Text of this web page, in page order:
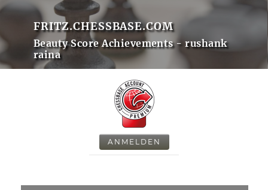
FRITZ.CHESSBASE.COM
Beauty Score Achievements - rushank
raina
ANMELDEN